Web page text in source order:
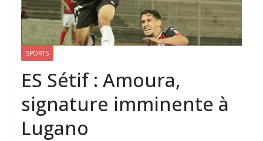
SPORTS
ES Sétif : Amoura,
signature imminente à
Lugano